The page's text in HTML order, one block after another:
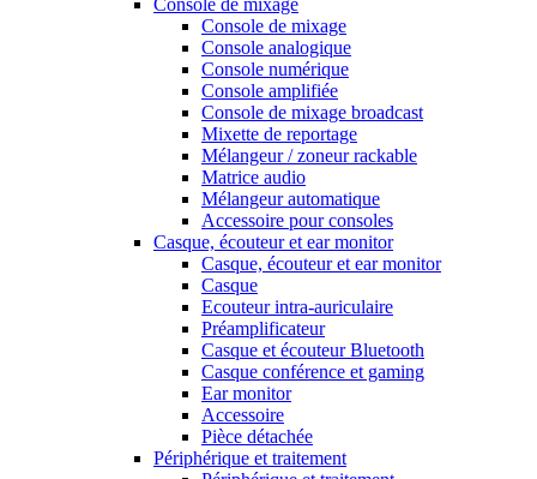
Console de mixage
Console de mixage
Console analogique
Console numérique
Console amplifiée
Console de mixage broadcast
Mixette de reportage
Mélangeur / zoneur rackable
Matrice audio
Mélangeur automatique
Accessoire pour consoles
Casque, écouteur et ear monitor
Casque, écouteur et ear monitor
Casque
Ecouteur intra-auriculaire
Préamplificateur
Casque et écouteur Bluetooth
Casque conférence et gaming
Ear monitor
Accessoire
Pièce détachée
Périphérique et traitement